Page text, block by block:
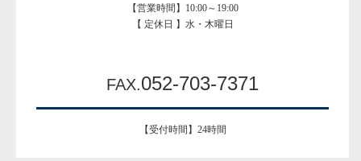
【営業時間】10:00～19:00
【 定休日 】水・木曜日
FAX.052-703-7371
【受付時間】24時間